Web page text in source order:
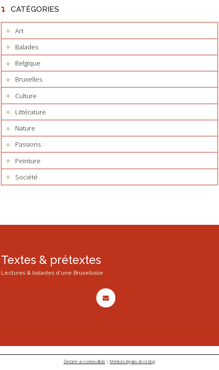
CATÉGORIES
Art
Balades
Belgique
Bruxelles
Culture
Littérature
Nature
Passions
Peinture
Société
Textes & prétextes
Lectures & balades d'une Bruxelloise
Déclarer un contenu illicite | Mentions légales de ce blog